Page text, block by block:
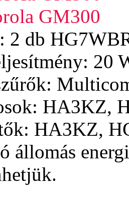
GM300
2 db
20
HA3KZ,
HA3KZ,
állomás